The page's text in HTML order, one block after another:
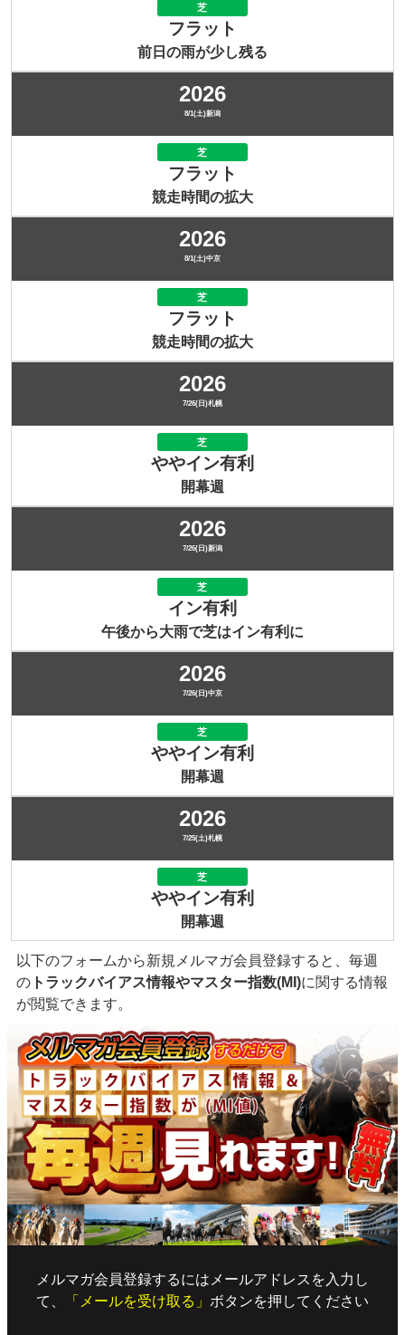
芝
フラット
前日の雨が少し残る
2026
8/1(土)新潟
芝
フラット
競走時間の拡大
2026
8/1(土)中京
芝
フラット
競走時間の拡大
2026
7/26(日)札幌
芝
ややイン有利
開幕週
2026
7/26(日)新潟
芝
イン有利
午後から大雨で芝はイン有利に
2026
7/26(日)中京
芝
ややイン有利
開幕週
2026
7/25(土)札幌
芝
ややイン有利
開幕週
以下のフォームから新規メルマガ会員登録すると、毎週
の トラックバイアス情報やマスター指数(MI)に関する情報
が閲覧できます。
メルマガ会員登録するにはメールアドレスを入力し
て、
「メールを受け取る」 ボタンを押してください